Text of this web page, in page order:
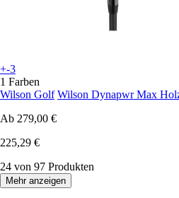
+-3
1 Farben
Wilson Golf Wilson Dynapwr Max
Ab 279,00 €
225,29 €
24 von 97 Produkten
Mehr anzeigen